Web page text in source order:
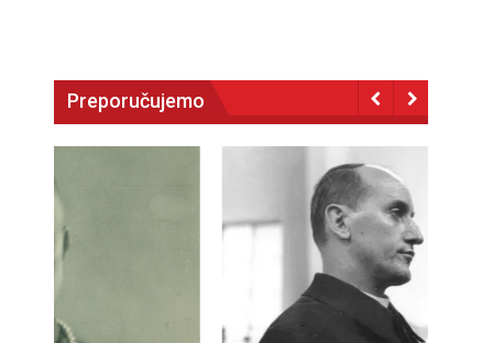
Preporučujemo